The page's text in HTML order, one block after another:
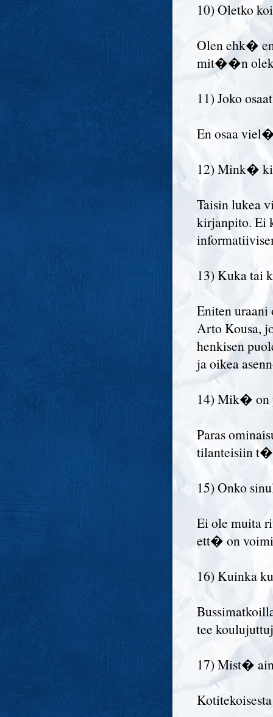
10) Oletko
Olen ehk�
mit��n
11) Joko
En osaa
12) Mink�
Taisin lukea
kirjanpito. Ei
13) Kuka tai
Eniten
Arto Kousa,
henkisen
ja oikea
14) Mik� on
Paras
tilanteisiin
15) Onko
Ei ole muita
ett� on
16) Kuinka
tee
17) Mist�